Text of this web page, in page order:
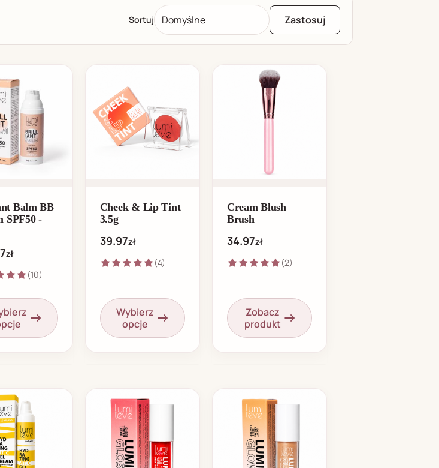
Sortuj Zastosuj
Balm BB
SPF50 -
zł
(10)
Cheek & Lip Tint
3.5g
39.97zł
(4)
Wybierz
opcje
Cream Blush
Brush
34.97zł
(2)
Zobacz
produkt